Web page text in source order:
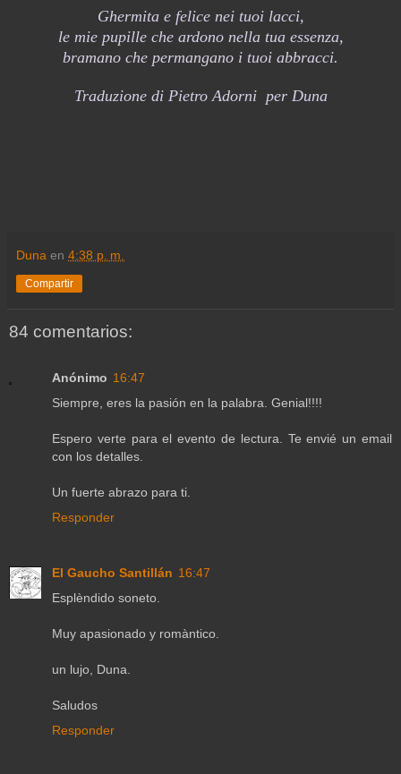
Ghermita e felice nei tuoi lacci,
le mie pupille che ardono nella tua essenza,
bramano che permangano i tuoi abbracci.
Traduzione di Pietro Adorni per Duna
Duna en 4:38 p. m.
Compartir
84 comentarios:
Anónimo 16:47
Siempre, eres la pasión en la palabra. Genial!!!!
Espero verte para el evento de lectura. Te envié un email
con los detalles.
Un fuerte abrazo para ti.
Responder
El Gaucho Santillán 16:47
Esplèndido soneto.
Muy apasionado y romàntico.
un lujo, Duna.
Saludos
Responder